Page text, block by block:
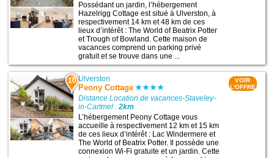
Possédant un jardin, l’hébergement
Hazelrigg Cottage est situé à Ulverston, à
respectivement 14 km et 48 km de ces
lieux d’intérêt : The World of Beatrix Potter
et Trough of Bowland. Cette maison de
vacances comprend un parking privé
gratuit et se trouve dans une ...
10 Ulverston
Peony Cottage
Distance Location de vacances-Staveley-
in-Cartmel :2km
L’hébergement Peony Cottage vous
accueille à respectivement 12 km et 15 km
de ces lieux d’intérêt : Lac Windermere et
The World of Beatrix Potter. Il possède une
connexion Wi-Fi gratuite et un jardin. Cette
VOIR
L'OFFRE